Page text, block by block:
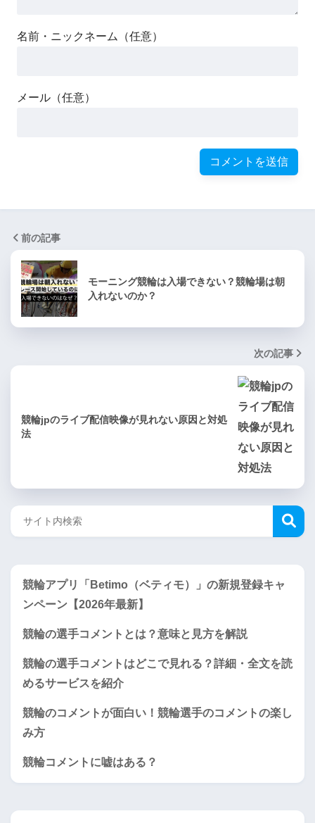
名前・ニックネーム（任意）
メール（任意）
前の記事
モーニング競輪は入場できない？競輪場は朝
入れないのか？
次の記事
競輪jpのライブ配信映像が見れない原因と対処
法
競輪アプリ「Betimo（ベティモ）」の新規登録キャ
ンペーン【2026年最新】
競輪の選手コメントとは？意味と見方を解説
競輪の選手コメントはどこで見れる？詳細・全文を読
めるサービスを紹介
競輪のコメントが面白い！競輪選手のコメントの楽し
み方
競輪コメントに嘘はある？